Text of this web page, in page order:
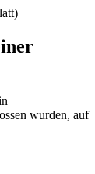
wurden, auf